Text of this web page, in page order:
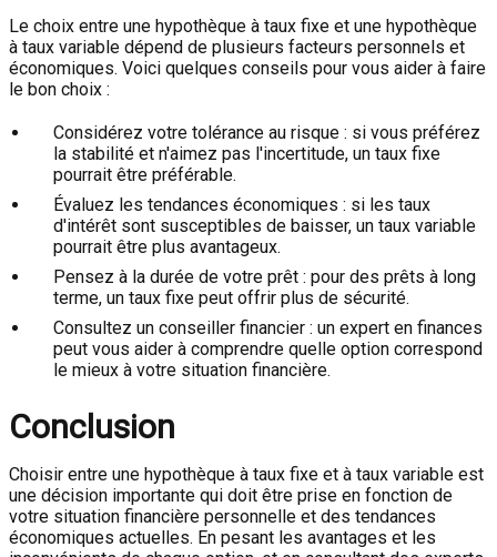
Le choix entre une hypothèque à taux fixe et une hypothèque
à taux variable dépend de plusieurs facteurs personnels et
économiques. Voici quelques conseils pour vous aider à faire
le bon choix :
Considérez votre tolérance au risque : si vous préférez
la stabilité et n'aimez pas l'incertitude, un taux fixe
pourrait être préférable.
Évaluez les tendances économiques : si les taux
d'intérêt sont susceptibles de baisser, un taux variable
pourrait être plus avantageux.
Pensez à la durée de votre prêt : pour des prêts à long
terme, un taux fixe peut offrir plus de sécurité.
Consultez un conseiller financier : un expert en finances
peut vous aider à comprendre quelle option correspond
le mieux à votre situation financière.
Conclusion
Choisir entre une hypothèque à taux fixe et à taux variable est
une décision importante qui doit être prise en fonction de
votre situation financière personnelle et des tendances
économiques actuelles. En pesant les avantages et les